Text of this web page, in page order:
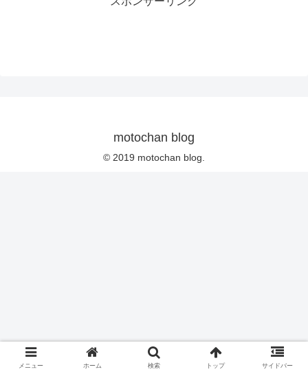
motochan blog
© 2019 motochan blog.
メニュー ホーム 検索 トップ サイドバー